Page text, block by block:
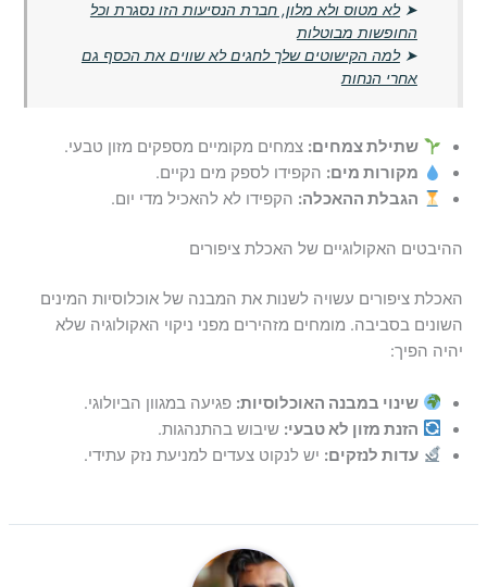
➤לא מטוס ולא מלון, חברת הנסיעות הזו נסגרת וכל
החופשות מבוטלות
➤למה הקישוטים שלך לחגים לא שווים את הכסף גם
אחרי הנחות
שתילת צמחים: צמחים מקומיים מספקים מזון טבעי.
מקורות מים: הקפידו לספק מים נקיים.
הגבלת ההאכלה: הקפידו לא להאכיל מדי יום.
ההיבטים האקולוגיים של האכלת ציפורים
האכלת ציפורים עשויה לשנות את המבנה של אוכלוסיות המינים
השונים בסביבה. מומחים מזהירים מפני ניקוי האקולוגיה שלא
יהיה הפיך:
שינוי במבנה האוכלוסיות: פגיעה במגוון הביולוגי.
הזנת מזון לא טבעי: שיבוש בהתנהגות.
עדות לנזקים: יש לנקוט צעדים למניעת נזק עתידי.